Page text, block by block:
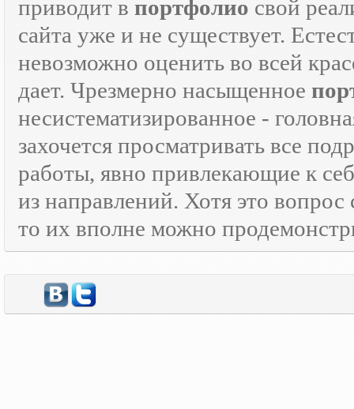
приводит в портфолио свой
сайта уже и не существует.
невозможно оценить во всей
дает. Чрезмерно насыщенное
несистематизированное -
захочется просматривать все
работы, явно привлекающие к
из направлений. Хотя это
то их вполне можно